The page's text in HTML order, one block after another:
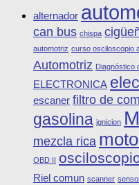
alternador
can bus chispa
automotriz curso osciloscopio
Automotriz Diagnóstico
ELECTRONICA
escaner filtro de
gasolina ignicion
mezcla rica
OBD II
Riel comun scanner